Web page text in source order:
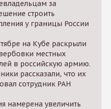
за
строить
у границы России
на Кубе раскрыли
местных
в российскую армию.
рассказали, что их
сотрудник РАН
намерена увеличить